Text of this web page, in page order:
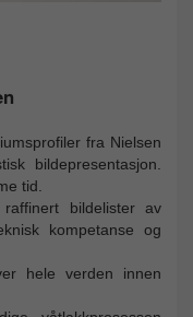
fra Nielsen
bildepresentasjon.
tid.
bildelister av
kompetanse og
hele verden innen